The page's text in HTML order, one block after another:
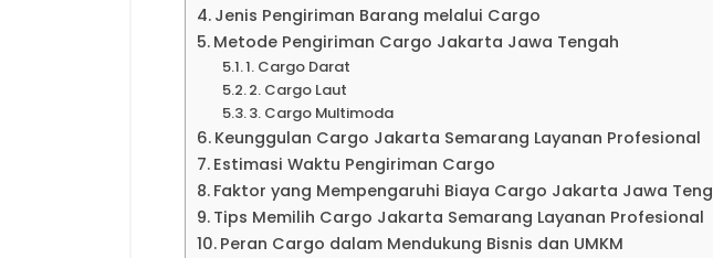
Jenis Pengiriman Barang melalui Cargo
Metode Pengiriman Cargo Jakarta Jawa Tengah
1. Cargo Darat
2. Cargo Laut
3. Cargo Multimoda
Keunggulan Cargo Jakarta Semarang Layanan Profesional
Estimasi Waktu Pengiriman Cargo
Faktor yang Mempengaruhi Biaya Cargo Jakarta Jawa
Tips Memilih Cargo Jakarta Semarang Layanan Profesional
Peran Cargo dalam Mendukung Bisnis dan UMKM